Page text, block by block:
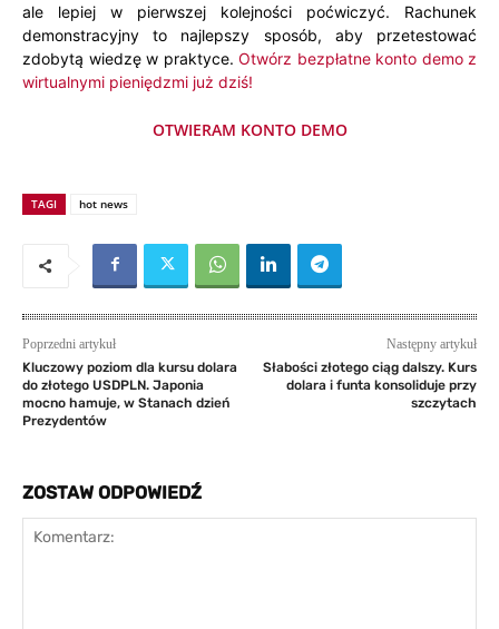
ale lepiej w pierwszej kolejności poćwiczyć. Rachunek
demonstracyjny to najlepszy sposób, aby przetestować
zdobytą wiedzę w praktyce. Otwórz bezpłatne konto demo z
wirtualnymi pieniędzmi już dziś!
OTWIERAM KONTO DEMO
TAGI hot news
Poprzedni artykuł
Kluczowy poziom dla kursu dolara
do złotego USDPLN. Japonia
mocno hamuje, w Stanach dzień
Prezydentów
Następny artykuł
Słabości złotego ciąg dalszy. Kurs
dolara i funta konsoliduje przy
szczytach
ZOSTAW ODPOWIEDŹ